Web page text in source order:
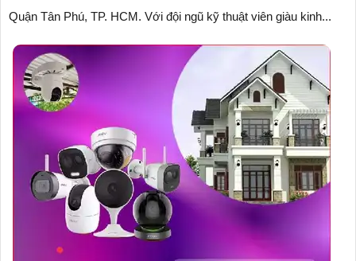
Quận Tân Phú, TP. HCM. Với đội ngũ kỹ thuật viên giàu kinh...